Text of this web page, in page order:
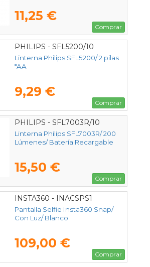
11,25 €
Comprar
PHILIPS - SFL5200/10
Linterna Philips SFL5200/ 2 pilas
*AA
9,29 €
Comprar
PHILIPS - SFL7003R/10
Linterna Philips SFL7003R/ 200
Lúmenes/ Batería Recargable
15,50 €
Comprar
INSTA360 - INACSPS1
Pantalla Selfie Insta360 Snap/
Con Luz/ Blanco
109,00 €
Comprar